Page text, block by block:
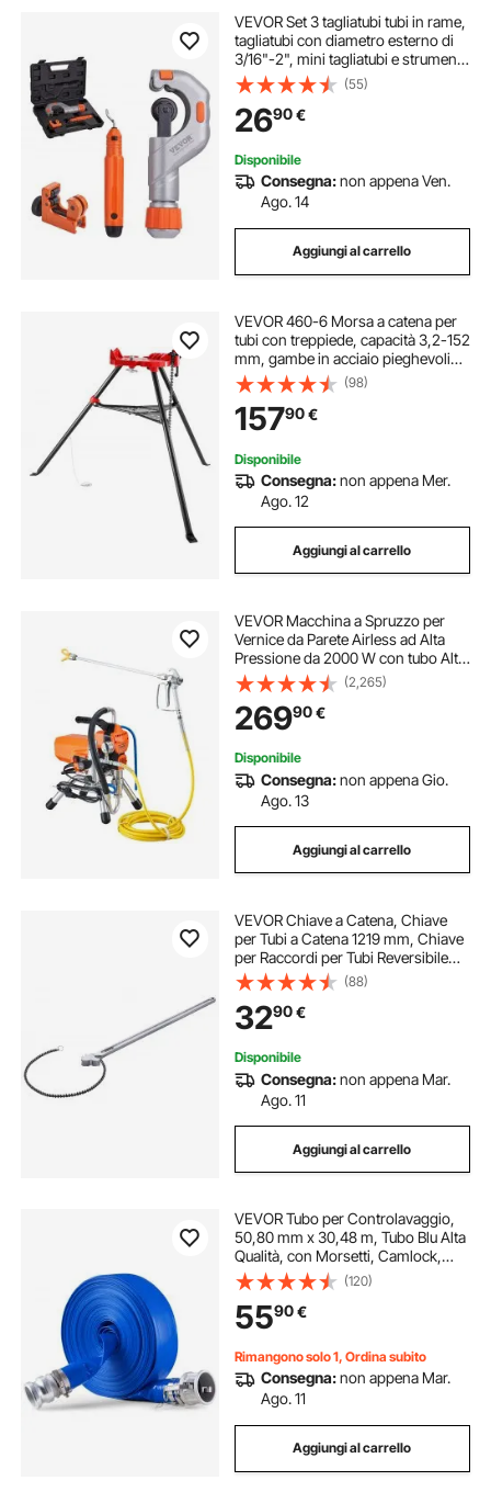
VEVOR Set 3 tagliatubi tubi in rame,
tagliatubi con diametro esterno di
3/16"-2", mini tagliatubi e strumento
per sbavatura con diametro esterno
di 1/8"-7/8", set di tagliatubi per tubi
in rame
(55)
2690€
Disponibile
Consegna:non appena Ven.
Ago. 14
Aggiungi al carrello
VEVOR 460-6 Morsa a catena per
tubi con treppiede, capacità 3,2-152
mm, gambe in acciaio pieghevoli
portatili, morsa a catena per
treppiede, ideale per una varietà di
materiali per tubi
(98)
15790€
Disponibile
Consegna:non appena Mer.
Ago. 12
Aggiungi al carrello
VEVOR Macchina a Spruzzo per
Vernice da Parete Airless ad Alta
Pressione da 2000 W con tubo Alta
Pressione, Macchina per
Spruzzatura da Parete, per Interni
Esterni a Base d'Acqua e a Base di
Olio
(2,265)
26990€
Disponibile
Consegna:non appena Gio.
Ago. 13
Aggiungi al carrello
VEVOR Chiave a Catena, Chiave
per Tubi a Catena 1219 mm, Chiave
per Raccordi per Tubi Reversibile
CRV con Ganascia ad Alta
Resistenza e Impugnatura
Ergonomica, Installazione Tubi e
Auto Riparazione
(88)
3290€
Disponibile
Consegna:non appena Mar.
Ago. 11
Aggiungi al carrello
VEVOR Tubo per Controlavaggio,
50,80 mm x 30,48 m, Tubo Blu Alta
Qualità, con Morsetti, Camlock,
Raccordi in Alluminio, per Varie
Pompe, per Trattamento Acque
Reflue, Trasporto Acqua e Scopi
Agricoli
(120)
5590€
Rimangono solo 1, Ordina subito
Consegna:non appena Mar.
Ago. 11
Aggiungi al carrello